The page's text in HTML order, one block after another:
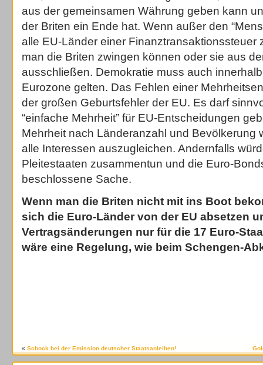
aus der gemeinsamen Währung geben kann
der Briten ein Ende hat. Wenn außer den
alle EU-Länder einer Finanztransaktionssteuer
man die Briten zwingen können oder sie aus
ausschließen. Demokratie muss auch
Eurozone gelten. Das Fehlen einer
der großen Geburtsfehler der EU. Es darf
“einfache Mehrheit” für EU-Entscheidungen
Mehrheit nach Länderanzahl und Bevölkerung
alle Interessen auszugleichen. Andernfalls
Pleitestaaten zusammentun und die Euro-
beschlossene Sache.
Wenn man die Briten nicht mit ins Boot
sich die Euro-Länder von der EU absetzen
Vertragsänderungen nur für die 17 Euro-
wäre eine Regelung, wie beim Schengen-
« Schock bei der Emission deutscher Staatsanleihen!